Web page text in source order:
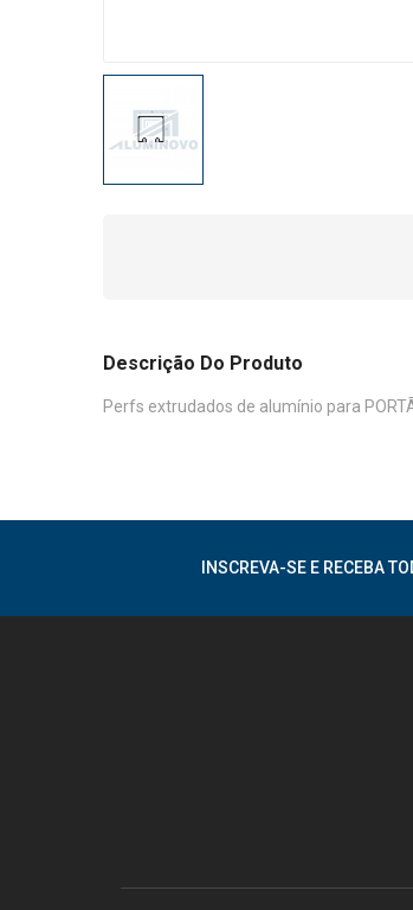
Descrição Do Produto
Perfs extrudados de alumínio para
INSCREVA-SE E RECEBA